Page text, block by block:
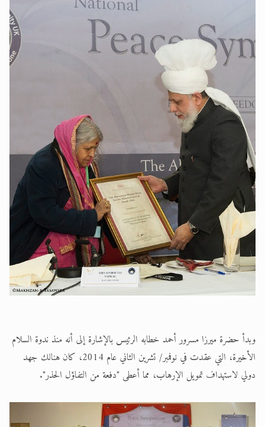
وبدأ حضرة ميرزا مسرور أحمد خطابه الرئيس بالإشارة إلى أنه منذ ندوة السلام
الأخيرة، التي عقدت في نوفمبر/ تشرين الثاني عام 2014، كان هنالك جهد
دولي لاستهداف تمويل الإرهاب، مما أعطى "دفعة من التفاؤل الحذر".